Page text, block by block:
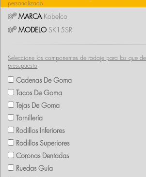
personalizado
MARCA Kobelco
MODELO SK15SR
Seleccione los componentes de rodaje para los que
presupuesto
Cadenas De Goma
Tacos De Goma
Tejas De Goma
Tornillería
Rodillos Inferiores
Rodillos Superiores
Coronas Dentadas
Ruedas Guía